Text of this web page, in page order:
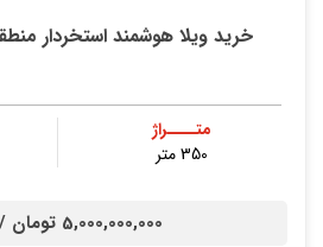
خرید ویلا هوشمند استخردار
متــــراژ
350 متر
5,000,000,000 تومان /